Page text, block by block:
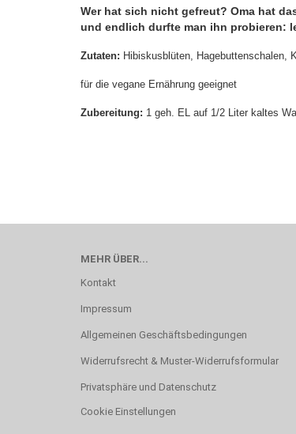
Wer hat sich nicht gefreut? Oma hat
und endlich durfte man ihn probieren:
Zutaten: Hibiskusblüten, Hagebuttenschalen,
für die vegane Ernährung geeignet
Zubereitung: 1 geh. EL auf 1/2 Liter kaltes
MEHR ÜBER...
Kontakt
Impressum
Allgemeinen Geschäftsbedingungen
Widerrufsrecht & Muster-Widerrufsformular
Privatsphäre und Datenschutz
Cookie Einstellungen